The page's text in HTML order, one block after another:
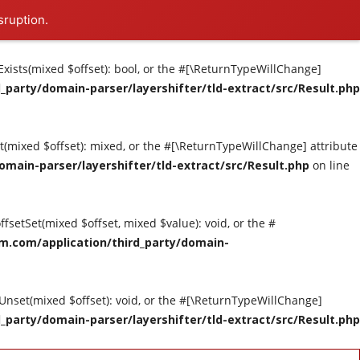
$offset): bool, or the #[\ReturnTypeWillChange]
domain-parser/layershifter/tld-extract/src/Result.php
$offset): mixed, or the #[\ReturnTypeWillChange] attribute
parser/layershifter/tld-extract/src/Result.php on line
$offset, mixed $value): void, or the #
application/third_party/domain-
$offset): void, or the #[\ReturnTypeWillChange]
domain-parser/layershifter/tld-extract/src/Result.php